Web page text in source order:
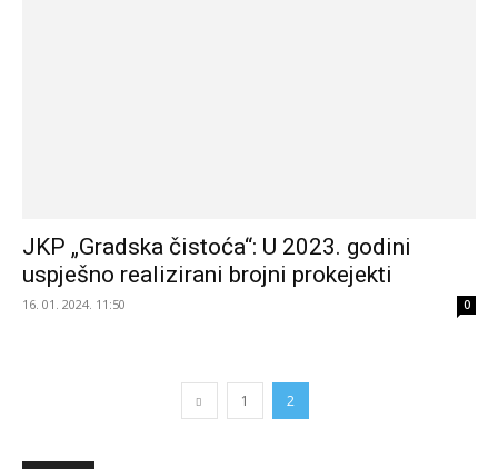
JKP „Gradska čistoća“: U 2023. godini
uspješno realizirani brojni prokejekti
16. 01. 2024. 11:50 0
1 2